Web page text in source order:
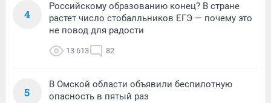
4
Российскому образованию конец? В стране
растет число стобалльников ЕГЭ — почему это
не повод для радости
13 613 82
5
В Омской области объявили беспилотную
опасность в пятый раз